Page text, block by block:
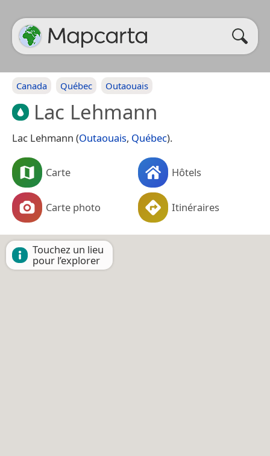
Canada Québec Outaouais
Lac Lehmann
Lac Lehmann (Outaouais, Québec).
Carte Hôtels
Carte photo Itinéraires
Touchez un lieu
pour l’explorer